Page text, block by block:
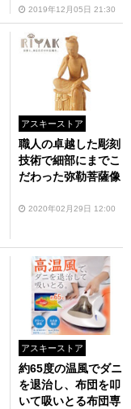
2019年12月05日 21:30
アスキーストア
職人の卓越した彫刻
技術で細部にまでこ
だわった弥勒菩薩像
2020年02月29日 12:00
アスキーストア
約65度の温風でダニ
を退治し、布団を叩
いて吸いとる布団専